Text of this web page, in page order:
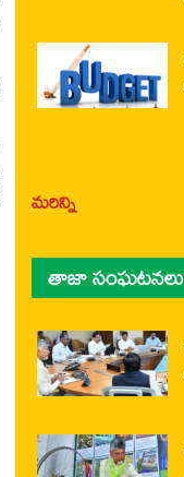
మరిన్ని
తాజా సంఘటనలు